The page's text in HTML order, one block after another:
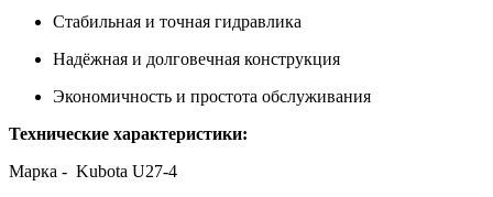
Стабильная и точная гидравлика
Надёжная и долговечная конструкция
Экономичность и простота обслуживания
Технические характеристики:
Марка - Kubota U27-4